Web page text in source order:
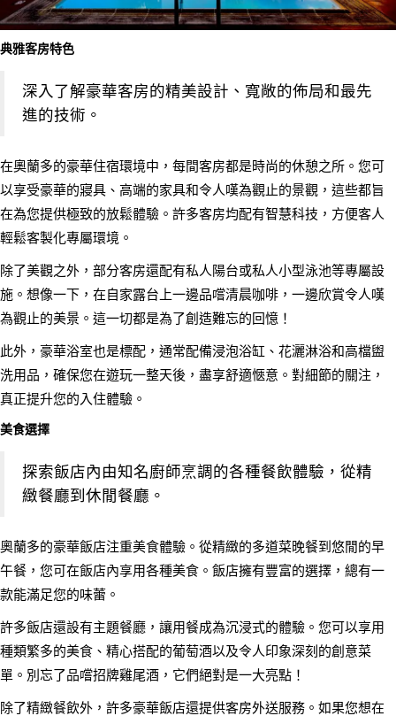
典雅客房特色
深入了解豪華客房的精美設計、寬敞的佈局和最先
進的技術。
在奧蘭多的豪華住宿環境中，每間客房都是時尚的休憩之所。您可
以享受豪華的寢具、高端的家具和令人嘆為觀止的景觀，這些都旨
在為您提供極致的放鬆體驗。許多客房均配有智慧科技，方便客人
輕鬆客製化專屬環境。
除了美觀之外，部分客房還配有私人陽台或私人小型泳池等專屬設
施。想像一下，在自家露台上一邊品嚐清晨咖啡，一邊欣賞令人嘆
為觀止的美景。這一切都是為了創造難忘的回憶！
此外，豪華浴室也是標配，通常配備浸泡浴缸、花灑淋浴和高檔盥
洗用品，確保您在遊玩一整天後，盡享舒適愜意。對細節的關注，
真正提升您的入住體驗。
美食選擇
探索飯店內由知名廚師烹調的各種餐飲體驗，從精
緻餐廳到休閒餐廳。
奧蘭多的豪華飯店注重美食體驗。從精緻的多道菜晚餐到悠閒的早
午餐，您可在飯店內享用各種美食。飯店擁有豐富的選擇，總有一
款能滿足您的味蕾。
許多飯店還設有主題餐廳，讓用餐成為沉浸式的體驗。您可以享用
種類繁多的美食、精心搭配的葡萄酒以及令人印象深刻的創意菜
單。別忘了品嚐招牌雞尾酒，它們絕對是一大亮點！
除了精緻餐飲外，許多豪華飯店還提供客房外送服務。如果您想在